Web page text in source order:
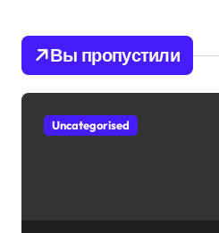
Вы пропустили
Uncategorised